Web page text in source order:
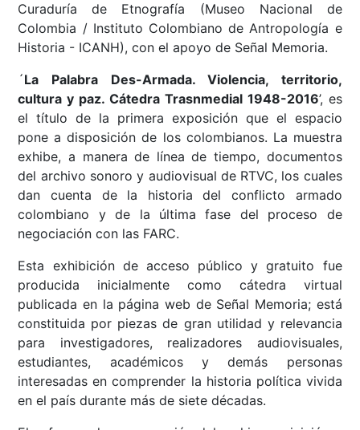
Curaduría de Etnografía (Museo Nacional de
Colombia / Instituto Colombiano de Antropología e
Historia - ICANH), con el apoyo de Señal Memoria.
´La Palabra Des-Armada. Violencia, territorio,
cultura y paz. Cátedra Trasnmedial 1948-2016’, es
el título de la primera exposición que el espacio
pone a disposición de los colombianos. La muestra
exhibe, a manera de línea de tiempo, documentos
del archivo sonoro y audiovisual de RTVC, los cuales
dan cuenta de la historia del conflicto armado
colombiano y de la última fase del proceso de
negociación con las FARC.
Esta exhibición de acceso público y gratuito fue
producida inicialmente como cátedra virtual
publicada en la página web de Señal Memoria; está
constituida por piezas de gran utilidad y relevancia
para investigadores, realizadores audiovisuales,
estudiantes, académicos y demás personas
interesadas en comprender la historia política vivida
en el país durante más de siete décadas.